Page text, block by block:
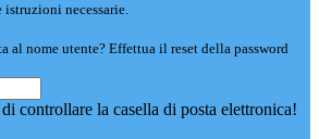
necessarie.
al nome utente? Effettua il reset della password
controllare la casella di posta elettronica!